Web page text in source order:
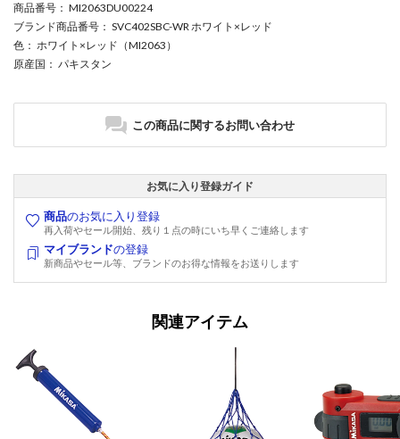
商品番号 ： MI2063DU00224
ブランド商品番号 ： SVC402SBC-WR ホワイト×レッド
色 ： ホワイト×レッド（MI2063）
原産国 ： パキスタン
この商品に関するお問い合わせ
お気に入り登録ガイド
商品のお気に入り登録
再入荷やセール開始、残り１点の時にいち早くご連絡します
マイブランドの登録
新商品やセール等、ブランドのお得な情報をお送りします
関連アイテム